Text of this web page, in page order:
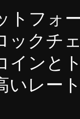
トフォ
ックチ
インと
いレー